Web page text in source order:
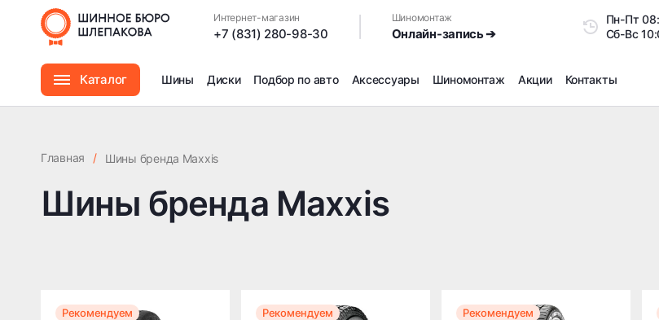
Интернет-магазин
+7 (831) 280-98-30
Шиномонтаж
Онлайн-запись ➔
Пн-Пт
Сб-Вс
Каталог Шины Диски Подбор по авто Аксессуары Шиномонтаж
Сезонное хранение
Правка дисков
Дошиповка, Ошиповка, Перешиповка зимней
Акции Контакты
Главная / Шины бренда Maxxis
Шины бренда Maxxis
Рекомендуем Рекомендуем Рекомендуем